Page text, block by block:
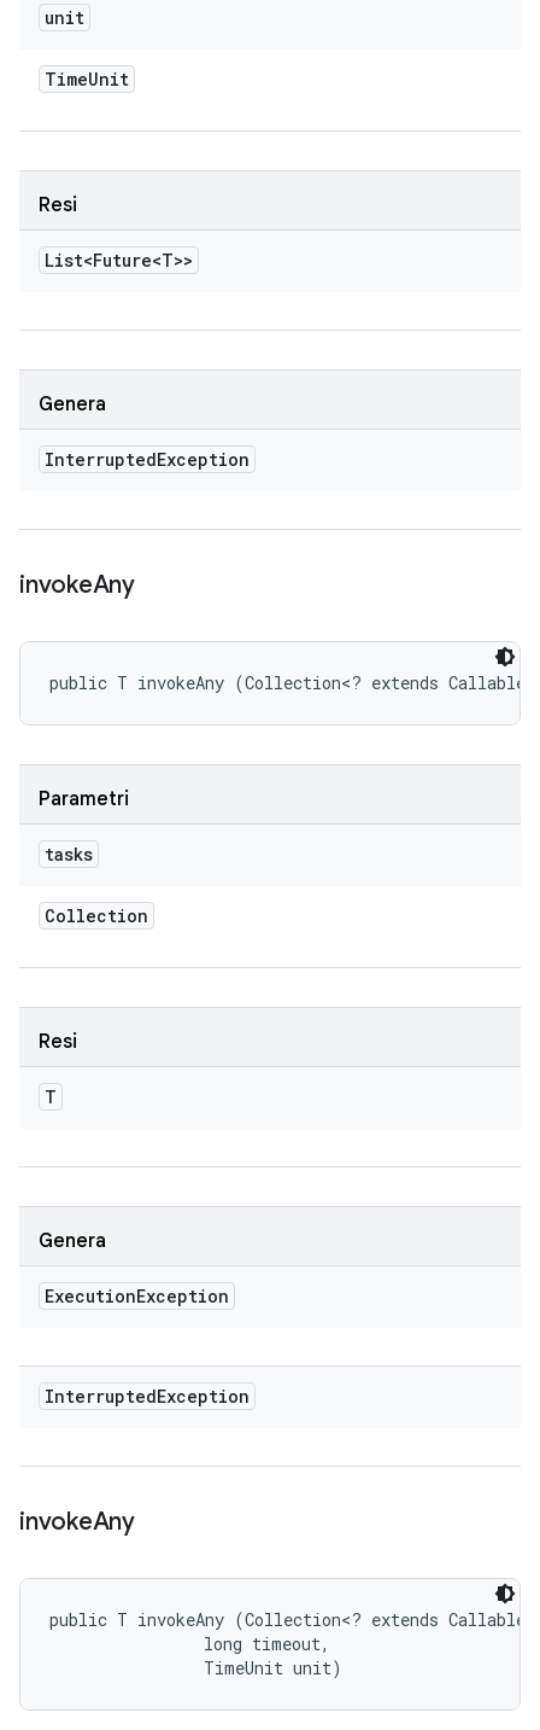
unit
TimeUnit
Resi
List<Future<T>>
Genera
InterruptedException
invokeAny
public T invokeAny (Collection<? extends
Parametri
tasks
Collection
Resi
T
Genera
ExecutionException
InterruptedException
invokeAny
public T invokeAny (Collection<? extends
                long timeout,
                TimeUnit unit)